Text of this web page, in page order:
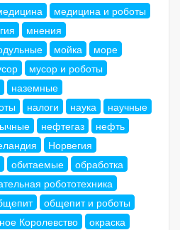
медицина и роботы
мнения
мойка
море
мусор и роботы
наземные
налоги наука
научные
нефтегаз
нефть
Норвегия
обитаемые
обработка
робототехника
общепит и роботы
Королевство
окраска